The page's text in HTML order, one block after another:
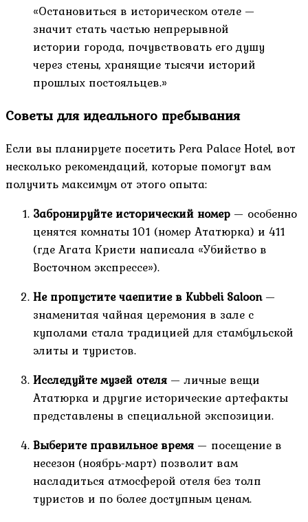
«Остановиться в историческом отеле —
значит стать частью непрерывной
истории города, почувствовать его душу
через стены, хранящие тысячи историй
прошлых постояльцев.»
Советы для идеального пребывания
Если вы планируете посетить Pera Palace Hotel, вот
несколько рекомендаций, которые помогут вам
получить максимум от этого опыта:
Забронируйте исторический номер — особенно
ценятся комнаты 101 (номер Ататюрка) и 411
(где Агата Кристи написала «Убийство в
Восточном экспрессе»).
Не пропустите чаепитие в Kubbeli Saloon—
знаменитая чайная церемония в зале с
куполами стала традицией для стамбульской
элиты и туристов.
Исследуйте музей отеля — личные вещи
Ататюрка и другие исторические артефакты
представлены в специальной экспозиции.
Выберите правильное время — посещение в
несезон (ноябрь-март) позволит вам
насладиться атмосферой отеля без толп
туристов и по более доступным ценам.